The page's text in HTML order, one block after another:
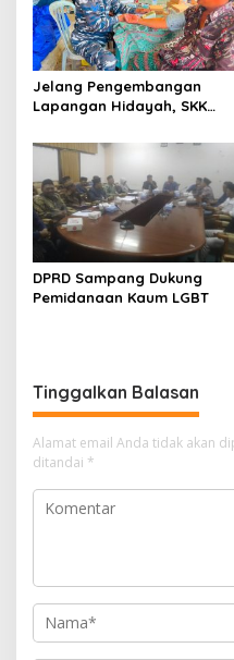
Jelang Pengembangan
Lapangan Hidayah, SKK
Perkuat Sinergi dengan
Nelayan Sampang
DPRD Sampang Dukung
Pemidanaan Kaum LGBT
Tinggalkan Balasan
Alamat email Anda tidak akan
ditandai *